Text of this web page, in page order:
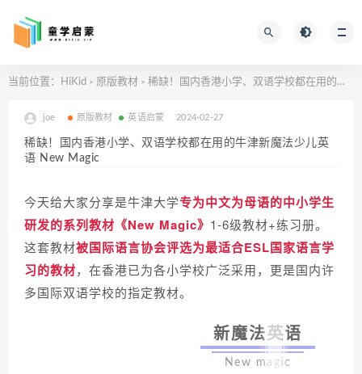
当前位置： HiKid > 原版教材 > 稀缺！国内香港小学、双语学校都在用的牛津新魔法少儿英语 New Magic
joe 原版教材 英语启蒙 2024-02-27
稀缺！国内香港小学、双语学校都在用的牛津新魔法少儿英
语 New Magic
今天给大家分享是牛津大学专为中文为母语的中小学生
研发的系列教材《New Magic》 1-6级教材+练习册。
这套教材被国际语言协会评选为最适合ESL国家语言学
习的教材，在香港已为各小学校广泛采用，更是国内许
多国际双语学校的指定教材。
新魔法英语
New magic